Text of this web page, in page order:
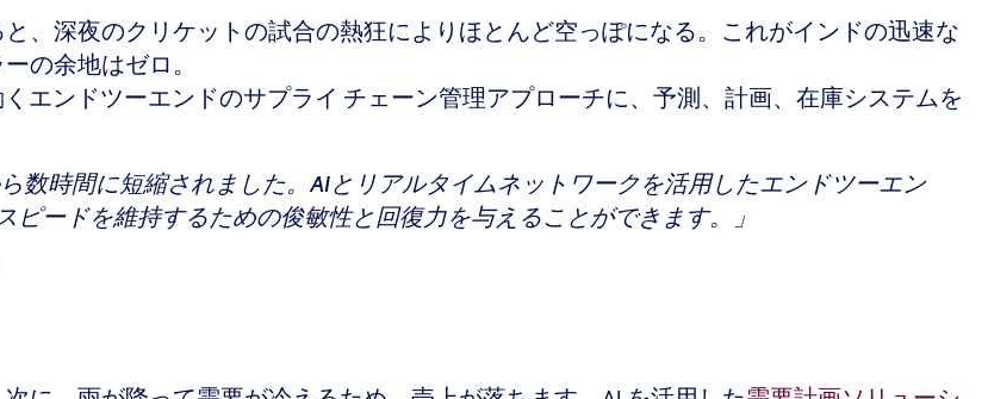
、深夜のクリケットの試合の熱狂によりほとんど空っぽになる。これがインドの迅速な
の余地はゼロ。
エンドツーエンドのサプライ チェーン管理アプローチに、予測、計画、在庫システムを
数時間に短縮されました。AIとリアルタイムネットワークを活用したエンドツーエン
ピードを維持するための俊敏性と回復力を与えることができます。」